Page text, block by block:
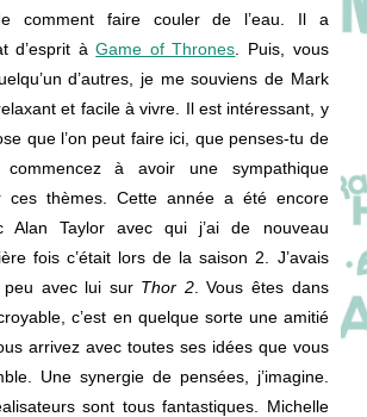
comment faire couler de l’eau. Il a
d’esprit àGame of Thrones . Puis, vous
d’autres, je me souviens de Mark
et facile à vivre. Il est intéressant, y
que l’on peut faire ici, que penses-tu de
à avoir une sympathique
ces thèmes. Cette année a été encore
Alan Taylor avec qui j’ai de nouveau
fois c’était lors de la saison 2. J’avais
avec lui sur Thor 2. Vous êtes dans
c’est en quelque sorte une amitié
arrivez avec toutes ses idées que vous
Une synergie de pensées, j’imagine.
sont tous fantastiques. Michelle